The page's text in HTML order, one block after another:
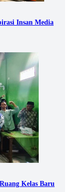
Insan Media
Kelas Baru